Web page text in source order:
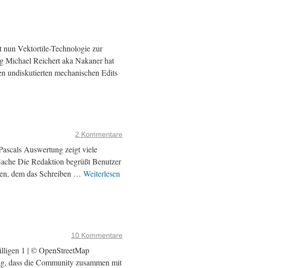
nun Vektortile-Technologie zur
Michael Reichert aka Nakaner hat
undiskutierten mechanischen Edits
2 Kommentare
Auswertung zeigt viele
Die Redaktion begrüßt Benutzer
dem das Schreiben … Weiterlesen
10 Kommentare
1 | © OpenStreetMap
dass die Community zusammen mit